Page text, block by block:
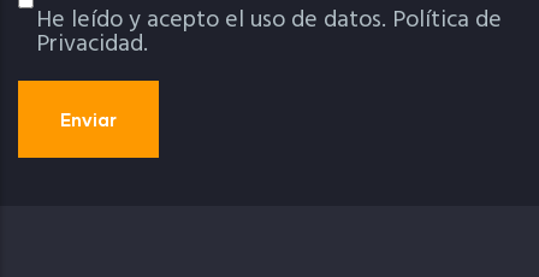
Política De Privacidad
He leído y acepto el uso de datos. Política de
Privacidad.